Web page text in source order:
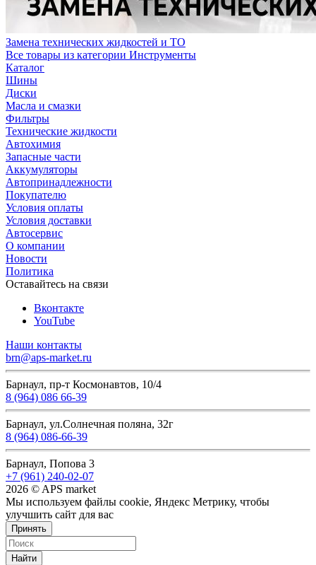
Замена технических жидкостей и ТО
Все товары из категории Инструменты
Каталог
Шины
Диски
Масла и смазки
Фильтры
Технические жидкости
Автохимия
Запасные части
Аккумуляторы
Автопринадлежности
Покупателю
Условия оплаты
Условия доставки
Автосервис
О компании
Новости
Политика
Оставайтесь на связи
Вконтакте
YouTube
Наши контакты
brn@aps-market.ru
Барнаул, пр-т Космонавтов, 10/4
8 (964) 086 66-39
Барнаул, ул.Солнечная поляна, 32г
8 (964) 086-66-39
Барнаул, Попова 3
+7 (961) 240-02-07
2026 © APS market
Мы используем файлы cookie, Яндекс Метрику, чтобы
улучшить сайт для вас
Принять
Найти